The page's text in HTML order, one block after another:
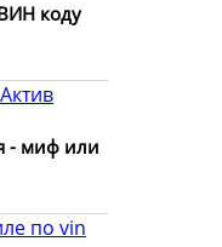
коду
- миф или